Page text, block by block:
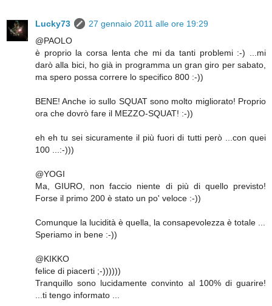
Lucky73
27 gennaio 2011 alle ore 19:29
@PAOLO
è proprio la corsa lenta che mi da tanti problemi :-) ...mi
darò alla bici, ho già in programma un gran giro per sabato,
ma spero possa correre lo specifico 800 :-))
BENE! Anche io sullo SQUAT sono molto migliorato! Proprio
ora che dovrò fare il MEZZO-SQUAT! :-))
eh eh tu sei sicuramente il più fuori di tutti però ...con quei
100 ...:-)))
@YOGI
Ma, GIURO, non faccio niente di più di quello previsto!
Forse il primo 200 è stato un po' veloce :-))
Comunque la lucidità è quella, la consapevolezza è totale ...
Speriamo in bene :-))
@KIKKO
felice di piacerti ;-))))))
Tranquillo sono lucidamente convinto al 100% di guarire!
...ti tengo informato ...